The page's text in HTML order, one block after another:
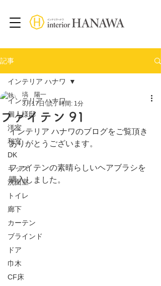
記事
インテリア ハナワ
個人様邸
洋室
和室
DK
キッズ
洗面室
トイレ
廊下
カーテン
ブラインド
ドア
巾木
CF床
インテリア ハナワ
ファイテン 91
塙 陽一
3月17日 読了時間: 1分
インテリア ハナワのブログをご覧頂き
ありがとうございます。
ファイテンの素晴らしいヘアブラシを
購入しました。